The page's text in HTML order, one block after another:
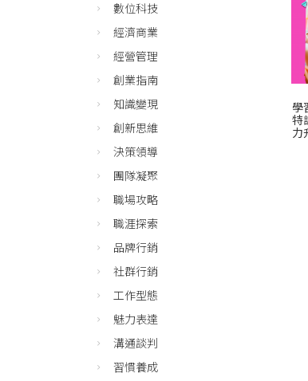
學
特
力
數位科技
經濟商業
經營管理
創業指南
知識變現
創新思維
決策領導
團隊凝聚
職場攻略
職涯探索
品牌行銷
社群行銷
工作型態
魅力表達
溝通談判
習慣養成